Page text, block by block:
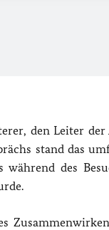
den Leiter der
stand das
während des